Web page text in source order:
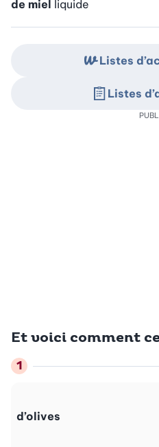
de miel liquide
Et voici comment
d’olives
Listes
Listes